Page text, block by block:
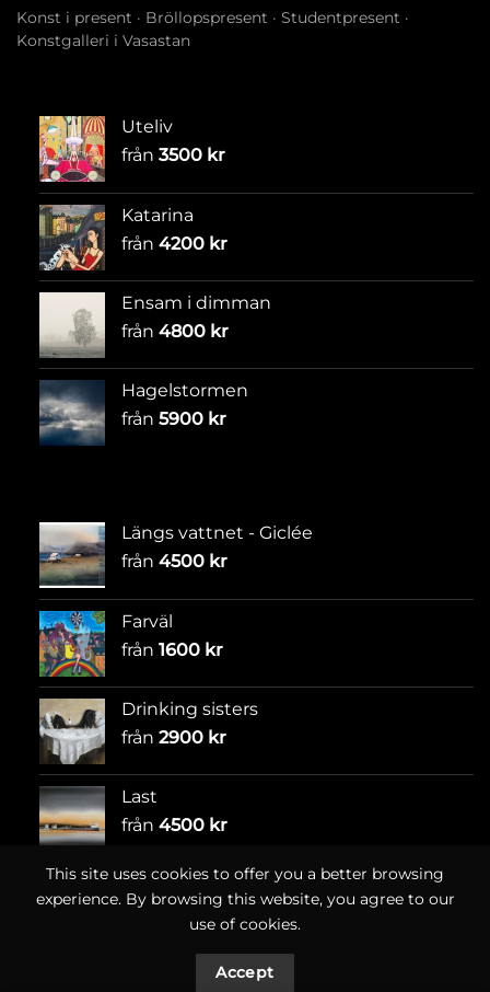
Konst i present · Bröllopspresent · Studentpresent ·
Konstgalleri i Vasastan
Uteliv
från 3500 kr
Katarina
från 4200 kr
Ensam i dimman
från 4800 kr
Hagelstormen
från 5900 kr
Längs vattnet - Giclée
från 4500 kr
Farväl
från 1600 kr
Drinking sisters
från 2900 kr
Last
från 4500 kr
This site uses cookies to offer you a better browsing
experience. By browsing this website, you agree to our
use of cookies.
Accept